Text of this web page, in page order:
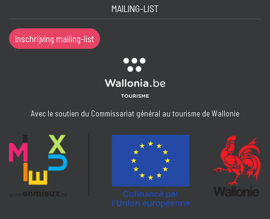
MAILING-LIST
Inschrijving mailing-list
Avec le soutien du Commissariat général au tourisme de Wallonie